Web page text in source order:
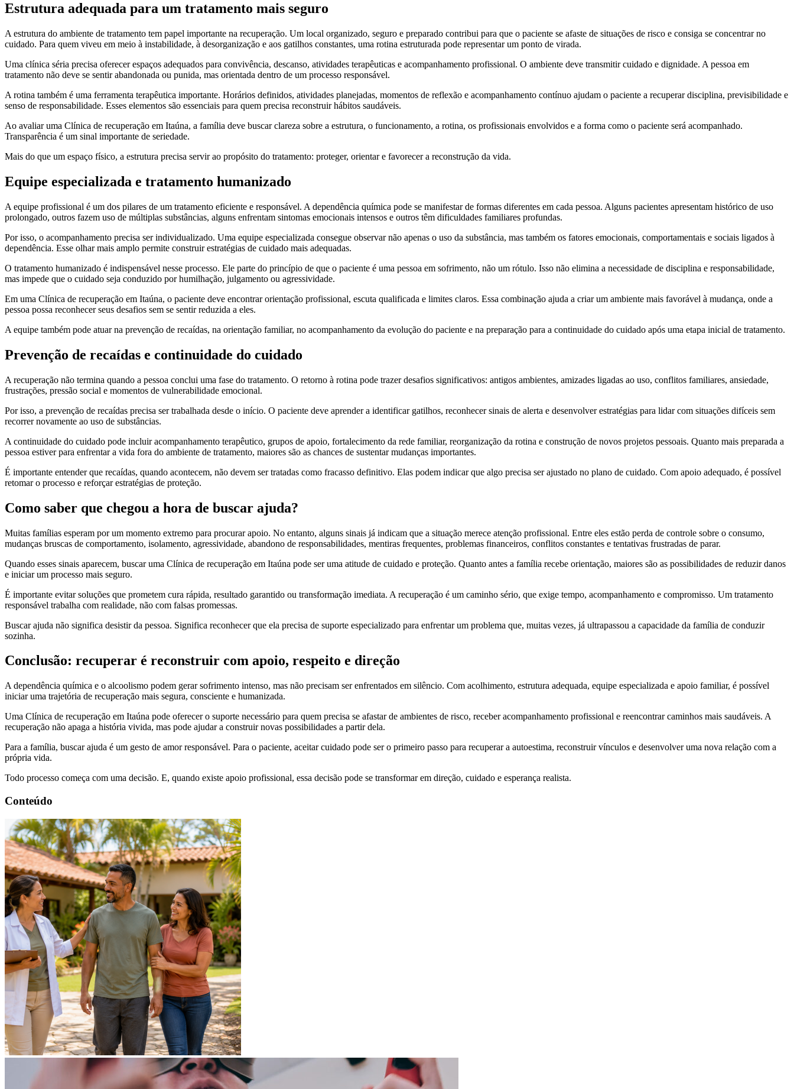
Estrutura adequada para um tratamento mais seguro
A estrutura do ambiente de tratamento tem papel importante na recuperação. Um local organizado, seguro e preparado contribui para que o paciente se afaste de situações de risco e consiga se concentrar no
cuidado. Para quem viveu em meio à instabilidade, à desorganização e aos gatilhos constantes, uma rotina estruturada pode representar um ponto de virada.
Uma clínica séria precisa oferecer espaços adequados para convivência, descanso, atividades terapêuticas e acompanhamento profissional. O ambiente deve transmitir cuidado e dignidade. A pessoa em
tratamento não deve se sentir abandonada ou punida, mas orientada dentro de um processo responsável.
A rotina também é uma ferramenta terapêutica importante. Horários definidos, atividades planejadas, momentos de reflexão e acompanhamento contínuo ajudam o paciente a recuperar disciplina, previsibilidade e
senso de responsabilidade. Esses elementos são essenciais para quem precisa reconstruir hábitos saudáveis.
Ao avaliar uma Clínica de recuperação em Itaúna, a família deve buscar clareza sobre a estrutura, o funcionamento, a rotina, os profissionais envolvidos e a forma como o paciente será acompanhado.
Transparência é um sinal importante de seriedade.
Mais do que um espaço físico, a estrutura precisa servir ao propósito do tratamento: proteger, orientar e favorecer a reconstrução da vida.
Equipe especializada e tratamento humanizado
A equipe profissional é um dos pilares de um tratamento eficiente e responsável. A dependência química pode se manifestar de formas diferentes em cada pessoa. Alguns pacientes apresentam histórico de uso
prolongado, outros fazem uso de múltiplas substâncias, alguns enfrentam sintomas emocionais intensos e outros têm dificuldades familiares profundas.
Por isso, o acompanhamento precisa ser individualizado. Uma equipe especializada consegue observar não apenas o uso da substância, mas também os fatores emocionais, comportamentais e sociais ligados à
dependência. Esse olhar mais amplo permite construir estratégias de cuidado mais adequadas.
O tratamento humanizado é indispensável nesse processo. Ele parte do princípio de que o paciente é uma pessoa em sofrimento, não um rótulo. Isso não elimina a necessidade de disciplina e responsabilidade,
mas impede que o cuidado seja conduzido por humilhação, julgamento ou agressividade.
Em uma Clínica de recuperação em Itaúna, o paciente deve encontrar orientação profissional, escuta qualificada e limites claros. Essa combinação ajuda a criar um ambiente mais favorável à mudança, onde a
pessoa possa reconhecer seus desafios sem se sentir reduzida a eles.
A equipe também pode atuar na prevenção de recaídas, na orientação familiar, no acompanhamento da evolução do paciente e na preparação para a continuidade do cuidado após uma etapa inicial de tratamento.
Prevenção de recaídas e continuidade do cuidado
A recuperação não termina quando a pessoa conclui uma fase do tratamento. O retorno à rotina pode trazer desafios significativos: antigos ambientes, amizades ligadas ao uso, conflitos familiares, ansiedade,
frustrações, pressão social e momentos de vulnerabilidade emocional.
Por isso, a prevenção de recaídas precisa ser trabalhada desde o início. O paciente deve aprender a identificar gatilhos, reconhecer sinais de alerta e desenvolver estratégias para lidar com situações difíceis sem
recorrer novamente ao uso de substâncias.
A continuidade do cuidado pode incluir acompanhamento terapêutico, grupos de apoio, fortalecimento da rede familiar, reorganização da rotina e construção de novos projetos pessoais. Quanto mais preparada a
pessoa estiver para enfrentar a vida fora do ambiente de tratamento, maiores são as chances de sustentar mudanças importantes.
É importante entender que recaídas, quando acontecem, não devem ser tratadas como fracasso definitivo. Elas podem indicar que algo precisa ser ajustado no plano de cuidado. Com apoio adequado, é possível
retomar o processo e reforçar estratégias de proteção.
Como saber que chegou a hora de buscar ajuda?
Muitas famílias esperam por um momento extremo para procurar apoio. No entanto, alguns sinais já indicam que a situação merece atenção profissional. Entre eles estão perda de controle sobre o consumo,
mudanças bruscas de comportamento, isolamento, agressividade, abandono de responsabilidades, mentiras frequentes, problemas financeiros, conflitos constantes e tentativas frustradas de parar.
Quando esses sinais aparecem, buscar uma Clínica de recuperação em Itaúna pode ser uma atitude de cuidado e proteção. Quanto antes a família recebe orientação, maiores são as possibilidades de reduzir danos
e iniciar um processo mais seguro.
É importante evitar soluções que prometem cura rápida, resultado garantido ou transformação imediata. A recuperação é um caminho sério, que exige tempo, acompanhamento e compromisso. Um tratamento
responsável trabalha com realidade, não com falsas promessas.
Buscar ajuda não significa desistir da pessoa. Significa reconhecer que ela precisa de suporte especializado para enfrentar um problema que, muitas vezes, já ultrapassou a capacidade da família de conduzir
sozinha.
Conclusão: recuperar é reconstruir com apoio, respeito e direção
A dependência química e o alcoolismo podem gerar sofrimento intenso, mas não precisam ser enfrentados em silêncio. Com acolhimento, estrutura adequada, equipe especializada e apoio familiar, é possível
iniciar uma trajetória de recuperação mais segura, consciente e humanizada.
Uma Clínica de recuperação em Itaúna pode oferecer o suporte necessário para quem precisa se afastar de ambientes de risco, receber acompanhamento profissional e reencontrar caminhos mais saudáveis. A
recuperação não apaga a história vivida, mas pode ajudar a construir novas possibilidades a partir dela.
Para a família, buscar ajuda é um gesto de amor responsável. Para o paciente, aceitar cuidado pode ser o primeiro passo para recuperar a autoestima, reconstruir vínculos e desenvolver uma nova relação com a
própria vida.
Todo processo começa com uma decisão. E, quando existe apoio profissional, essa decisão pode se transformar em direção, cuidado e esperança realista.
Conteúdo